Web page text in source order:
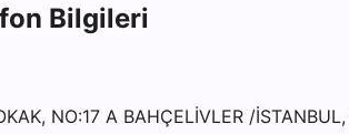
Bilgileri
NO:17 A BAHÇELİVLER /